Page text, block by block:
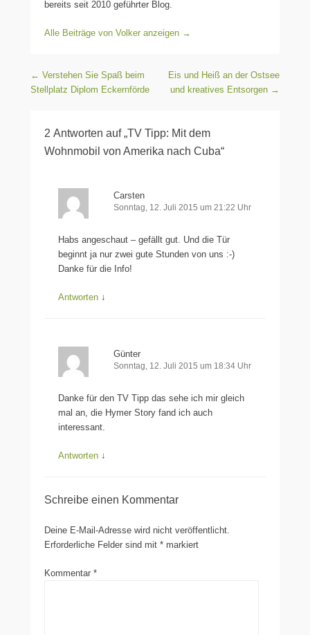
bereits seit 2010 geführter Blog.
Alle Beiträge von Volker anzeigen →
Beitragsnavigation
← Verstehen Sie Spaß beim
Stellplatz Diplom Eckernförde
Eis und Heiß an der Ostsee
und kreatives Entsorgen →
2 Antworten auf „TV Tipp: Mit dem
Wohnmobil von Amerika nach Cuba“
Carsten
Sonntag, 12. Juli 2015 um 21:22 Uhr
Habs angeschaut – gefällt gut. Und die Tür
beginnt ja nur zwei gute Stunden von uns :-)
Danke für die Info!
Antworten ↓
Günter
Sonntag, 12. Juli 2015 um 18:34 Uhr
Danke für den TV Tipp das sehe ich mir gleich
mal an, die Hymer Story fand ich auch
interessant.
Antworten ↓
Schreibe einen Kommentar
Deine E-Mail-Adresse wird nicht veröffentlicht.
Erforderliche Felder sind mit * markiert
Kommentar *